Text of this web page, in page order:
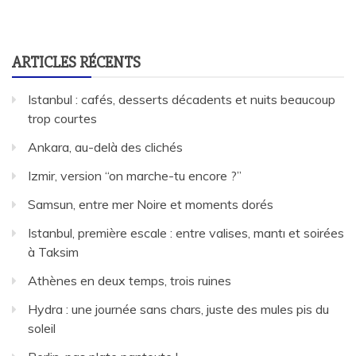
ARTICLES RÉCENTS
Istanbul : cafés, desserts décadents et nuits beaucoup
trop courtes
Ankara, au-delà des clichés
Izmir, version “on marche-tu encore ?”
Samsun, entre mer Noire et moments dorés
Istanbul, première escale : entre valises, mantı et soirées
à Taksim
Athènes en deux temps, trois ruines
Hydra : une journée sans chars, juste des mules pis du
soleil